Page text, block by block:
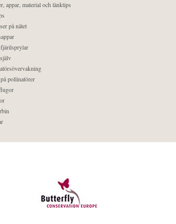
appar, material och länktips
på nätet
pollinatörer